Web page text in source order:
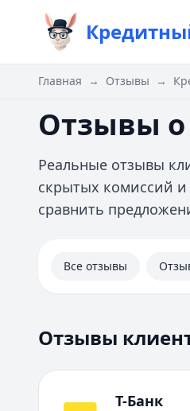
Главная → Отзывы →
Отзывы о
Реальные отзывы
скрытых комиссий
сравнить
Все отзывы
Отзывы
Т-Банк